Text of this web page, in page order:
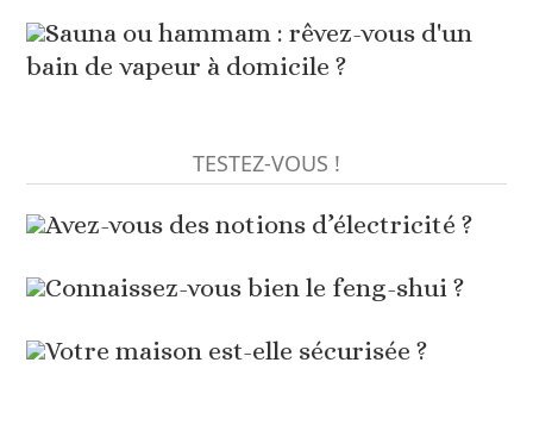
Sauna ou hammam : rêvez-vous d'un
bain de vapeur à domicile ?
TESTEZ-VOUS !
Avez-vous des notions d’électricité ?
Connaissez-vous bien le feng-shui ?
Votre maison est-elle sécurisée ?